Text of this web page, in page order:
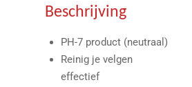
Beschrijving
PH-7 product (neutraal)
Reinig je velgen
effectief